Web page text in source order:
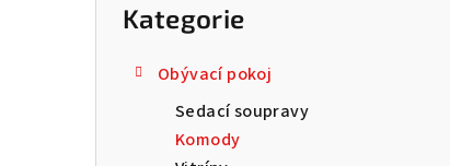
Přeskočit
kategorie
Kategorie
Obývací pokoj
Sedací soupravy
Komody